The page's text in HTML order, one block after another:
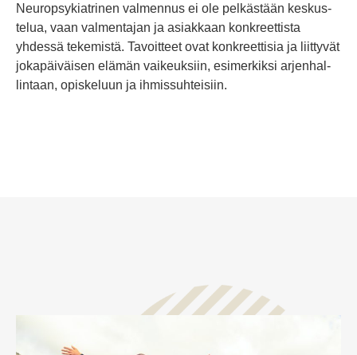
Neu­rop­sy­kiat­rinen val­mennus ei ole pel­kästään kes­kus­
telua, vaan val­men­tajan ja asiakkaan kon­kreet­tista
yhdessä teke­mistä. Tavoitteet ovat kon­kreet­tisia ja liit­tyvät
joka­päi­väisen elämän vai­keuksiin, esi­mer­kiksi arjen­hal­
lintaan, opis­keluun ja ihmis­suh­teisiin.